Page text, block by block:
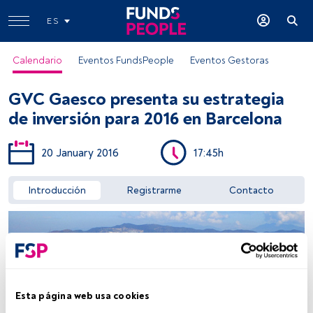
Esta página web usa cookies
ES
Calendario Eventos FundsPeople Eventos Gestoras
GVC Gaesco presenta su estrategia
de inversión para 2016 en Barcelona
20 January 2016 17:45h
Introducción Registrarme Contacto